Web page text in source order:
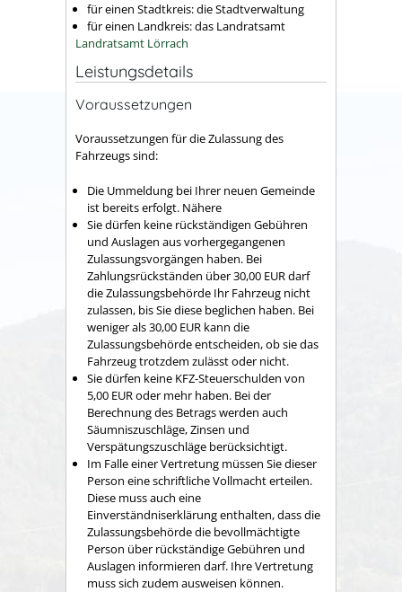
für einen Stadtkreis: die Stadtverwaltung
für einen Landkreis: das Landratsamt
Landratsamt Lörrach
Leistungsdetails
Voraussetzungen
Voraussetzungen für die Zulassung des
Fahrzeugs sind:
Die Ummeldung bei Ihrer neuen Gemeinde
ist bereits erfolgt. Nähere
Sie dürfen keine rückständigen Gebühren
und Auslagen aus vorhergegangenen
Zulassungsvorgängen haben. Bei
Zahlungsrückständen über 30,00 EUR darf
die Zulassungsbehörde Ihr Fahrzeug nicht
zulassen, bis Sie diese beglichen haben. Bei
weniger als 30,00 EUR kann die
Zulassungsbehörde entscheiden, ob sie das
Fahrzeug trotzdem zulässt oder nicht.
Sie dürfen keine KFZ-Steuerschulden von
5,00 EUR oder mehr haben. Bei der
Berechnung des Betrags werden auch
Säumniszuschläge, Zinsen und
Verspätungszuschläge berücksichtigt.
Im Falle einer Vertretung müssen Sie dieser
Person eine schriftliche Vollmacht erteilen.
Diese muss auch eine
Einverständniserklärung enthalten, dass die
Zulassungsbehörde die bevollmächtigte
Person über rückständige Gebühren und
Auslagen informieren darf. Ihre Vertretung
muss sich zudem ausweisen können.